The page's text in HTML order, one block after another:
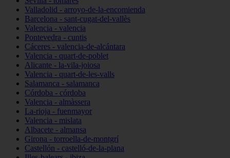
Valladolid - arroyo-de-la-encomienda
Barcelona - sant-cugat-del-vallès
Valencia - valencia
Pontevedra - cuntis
Cáceres - valencia-de-alcántara
Valencia - quart-de-poblet
Alicante - la-vila-joiosa
Valencia - quart-de-les-valls
Salamanca - salamanca
Córdoba - córdoba
Valencia - almàssera
La-rioja - fuenmayor
Valencia - mislata
Albacete - almansa
Girona - torroella-de-montgrí
Castellón - castelló-de-la-plana